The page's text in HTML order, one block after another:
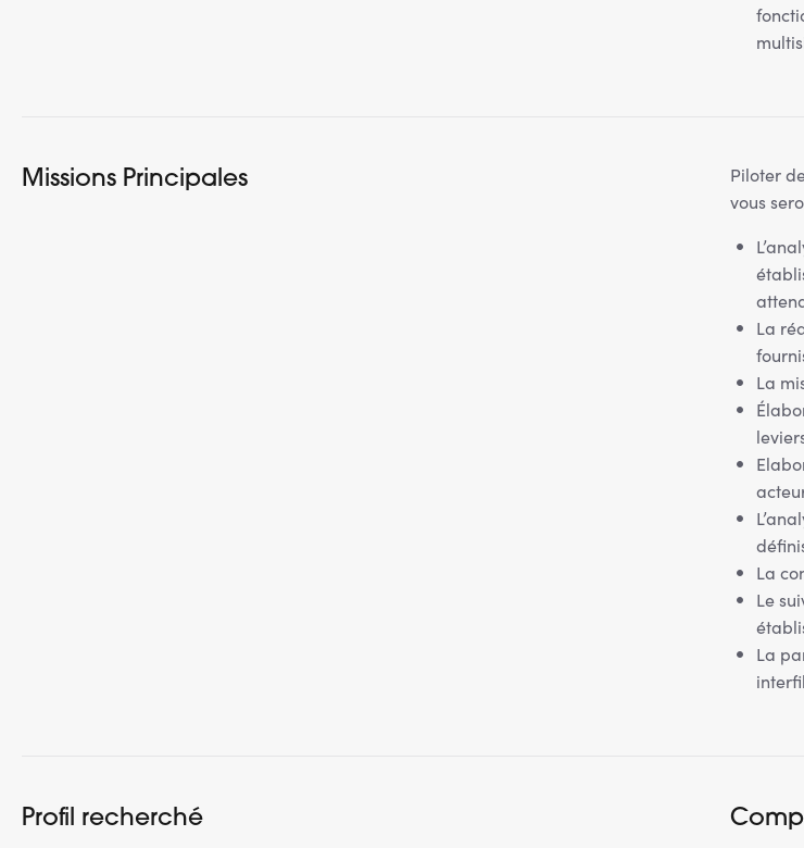
Missions Principales
Piloter
vous
La
La
La
Le
La
Profil recherché